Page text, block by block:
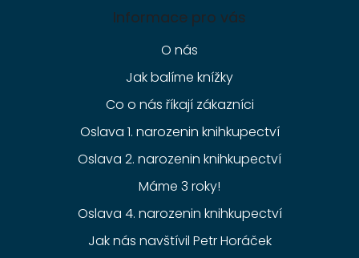
Informace pro vás
O nás
Jak balíme knížky
Co o nás říkají zákazníci
Oslava 1. narozenin knihkupectví
Oslava 2. narozenin knihkupectví
Máme 3 roky!
Oslava 4. narozenin knihkupectví
Jak nás navštívil Petr Horáček